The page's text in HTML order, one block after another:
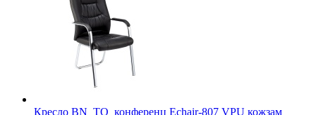
Кресло BN_TQ_конференц Echair-807 VPU кожзам